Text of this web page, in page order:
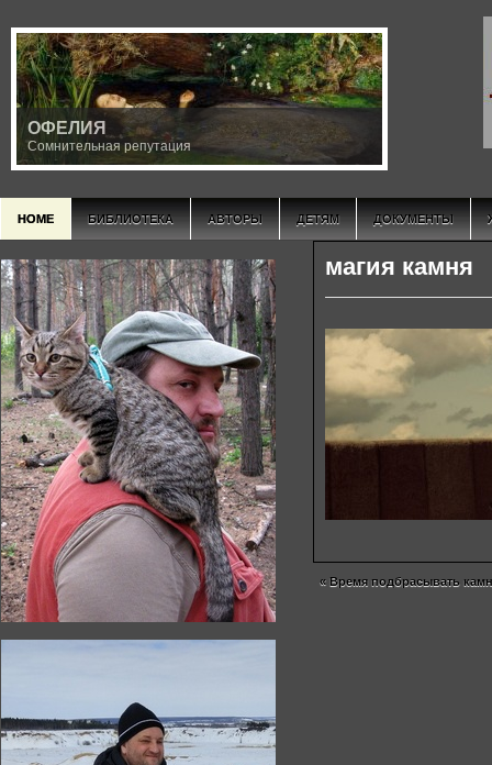
ОФЕЛИЯ
Сомнительная репутация
HOME БИБЛИОТЕКА АВТОРЫ ДЕТЯМ ДОКУМЕНТЫ
магия камня
« Время подбрасывать